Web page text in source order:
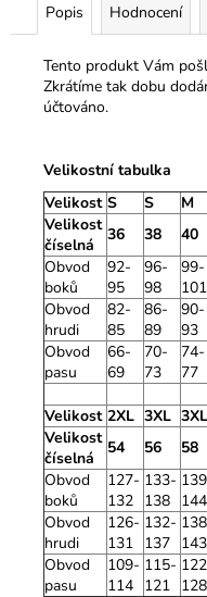
Popis Hodnocení
Tento produkt Vám
Zkrátíme tak dobu
účtováno.
Velikostní tabulka
Velikost S S M
Velikost
číselná
36 38 40
Obvod
boků
92-
95
96-
98
99-
101
Obvod
hrudi
82-
85
86-
89
90-
93
Obvod
pasu
66-
69
70-
73
74-
77
Velikost 2XL 3XL 3XL
Velikost
číselná
54 56 58
Obvod
boků
127-
132
133-
138 144
Obvod
hrudi
126-
131
132-
137 143
Obvod
pasu
109-
114
115-
121 128